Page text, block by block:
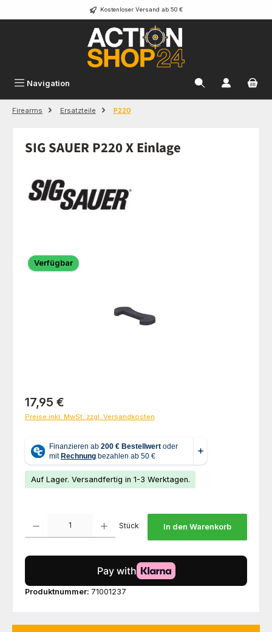
Zum Hauptinhalt springen Kostenloser Versand ab 50 €
Navigation
Firearms Ersatzteile P220
SIG SAUER P220 X Einlage
Bildergalerie überspringen
Verfügbar
Regulärer Preis:
17,95 €
Preise inkl. MwSt. zzgl. Versandkosten
Auf Lager. Versandfertig in 1-3 Werktagen.
Stück In den Warenkorb
Produktnummer: 71001237